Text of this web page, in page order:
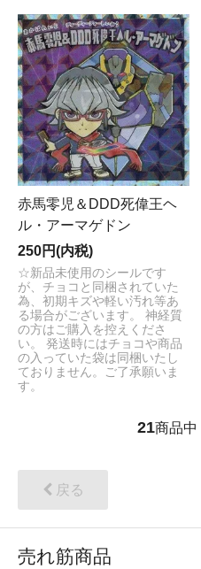
赤馬零児＆DDD死偉王ヘ
ル・アーマゲドン
250円(内税)
☆新品未使用のシールです
が、チョコと同梱されていた
為、初期キズや軽い汚れ等あ
る場合がございます。 神経質
の方はご購入を控えくださ
い。 発送時にはチョコや商品
の入っていた袋は同梱いたし
ておりません。ご了承願いま
す。
21商品中
戻る
売れ筋商品